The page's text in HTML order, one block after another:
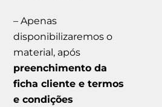
– Apenas
disponibilizaremos o
material, após
preenchimento da
ficha cliente e termos
e condições